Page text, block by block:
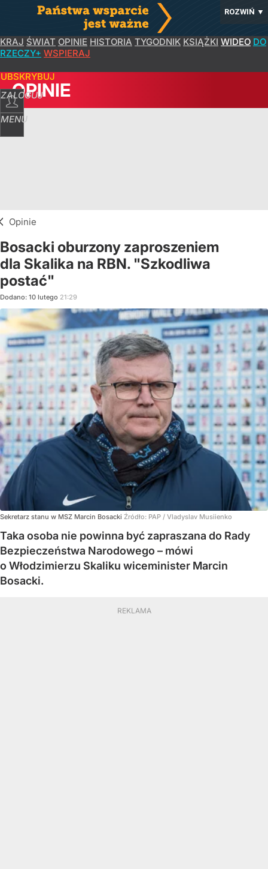
ROZWIŃ ▼
KRAJ ŚWIAT OPINIE HISTORIA TYGODNIK KSIĄŻKI WIDEO DO
RZECZY+ WSPIERAJ
ZALOGUJ
MENU
OPINIE
Opinie
Bosacki oburzony zaproszeniem
dla Skalika na RBN. "Szkodliwa
postać"
Dodano: 10 lutego 21:29
Sekretarz stanu w MSZ Marcin Bosacki Źródło: PAP / Vladyslav Musiienko
Taka osoba nie powinna być zapraszana do Rady
Bezpieczeństwa Narodowego – mówi
o Włodzimierzu Skaliku wiceminister Marcin
Bosacki.